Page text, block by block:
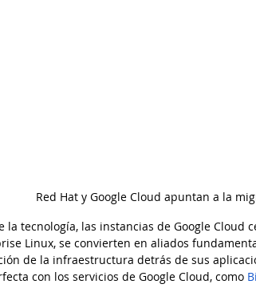
Red Hat y Google Cloud apuntan a la
la tecnología, las instancias de Google Cloud
Linux, se convierten en aliados
de la infraestructura detrás de sus
con los servicios de Google Cloud, como